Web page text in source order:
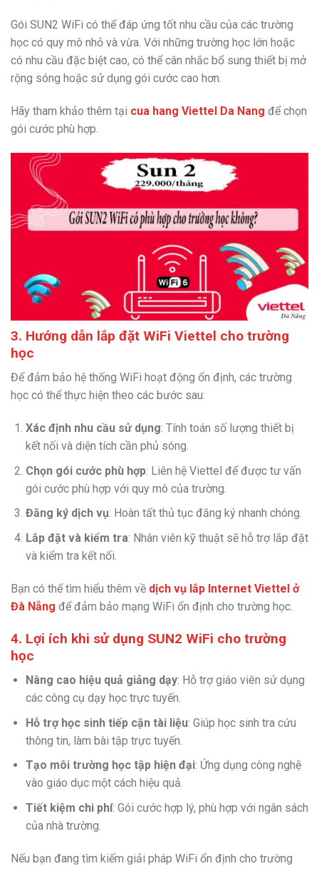
Gói SUN2 WiFi có thể đáp ứng tốt nhu cầu của các trường
học có quy mô nhỏ và vừa. Với những trường học lớn hoặc
có nhu cầu đặc biệt cao, có thể cân nhắc bổ sung thiết bị mở
rộng sóng hoặc sử dụng gói cước cao hơn.
Hãy tham khảo thêm tại cua hang Viettel Da Nang để chọn
gói cước phù hợp.
3. Hướng dẫn lắp đặt WiFi Viettel cho trường
học
Để đảm bảo hệ thống WiFi hoạt động ổn định, các trường
học có thể thực hiện theo các bước sau:
Xác định nhu cầu sử dụng: Tính toán số lượng thiết bị
kết nối và diện tích cần phủ sóng.
Chọn gói cước phù hợp: Liên hệ Viettel để được tư vấn
gói cước phù hợp với quy mô của trường.
Đăng ký dịch vụ: Hoàn tất thủ tục đăng ký nhanh chóng.
Lắp đặt và kiểm tra: Nhân viên kỹ thuật sẽ hỗ trợ lắp đặt
và kiểm tra kết nối.
Bạn có thể tìm hiểu thêm về dịch vụ lắp Internet Viettel ở
Đà Nẵng để đảm bảo mạng WiFi ổn định cho trường học.
4. Lợi ích khi sử dụng SUN2 WiFi cho trường
học
Nâng cao hiệu quả giảng dạy: Hỗ trợ giáo viên sử dụng
các công cụ dạy học trực tuyến.
Hỗ trợ học sinh tiếp cận tài liệu: Giúp học sinh tra cứu
thông tin, làm bài tập trực tuyến.
Tạo môi trường học tập hiện đại: Ứng dụng công nghệ
vào giáo dục một cách hiệu quả.
Tiết kiệm chi phí: Gói cước hợp lý, phù hợp với ngân sách
của nhà trường.
Nếu bạn đang tìm kiếm giải pháp WiFi ổn định cho trường